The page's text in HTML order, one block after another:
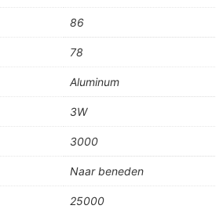
86
78
Aluminum
3W
3000
Naar beneden
25000